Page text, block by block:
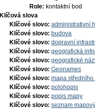
Role: kontaktní bod
Klíčová slova
Klíčové slovo: administrativní
Klíčové slovo: budova
Klíčové slovo: dopravní
Klíčové slovo: geografická
Klíčové slovo: geografické
Klíčové slovo: Geonames
Klíčové slovo: mapa středního
Klíčové slovo: polohopis
Klíčové slovo: popis mapy
Klíčové slovo: seznam